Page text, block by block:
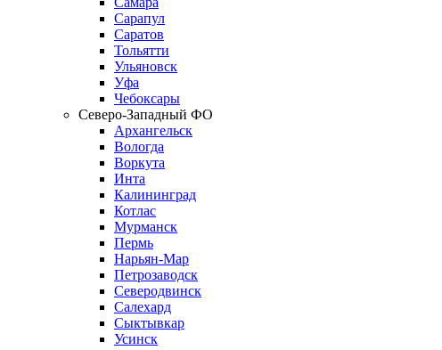
Сарапул
Саратов
Тольятти
Ульяновск
Уфа
Чебоксары
Северо-Западный ФО
Архангельск
Вологда
Воркута
Инта
Калининград
Котлас
Мурманск
Пермь
Нарьян-Мар
Петрозаводск
Северодвинск
Салехард
Сыктывкар
Усинск